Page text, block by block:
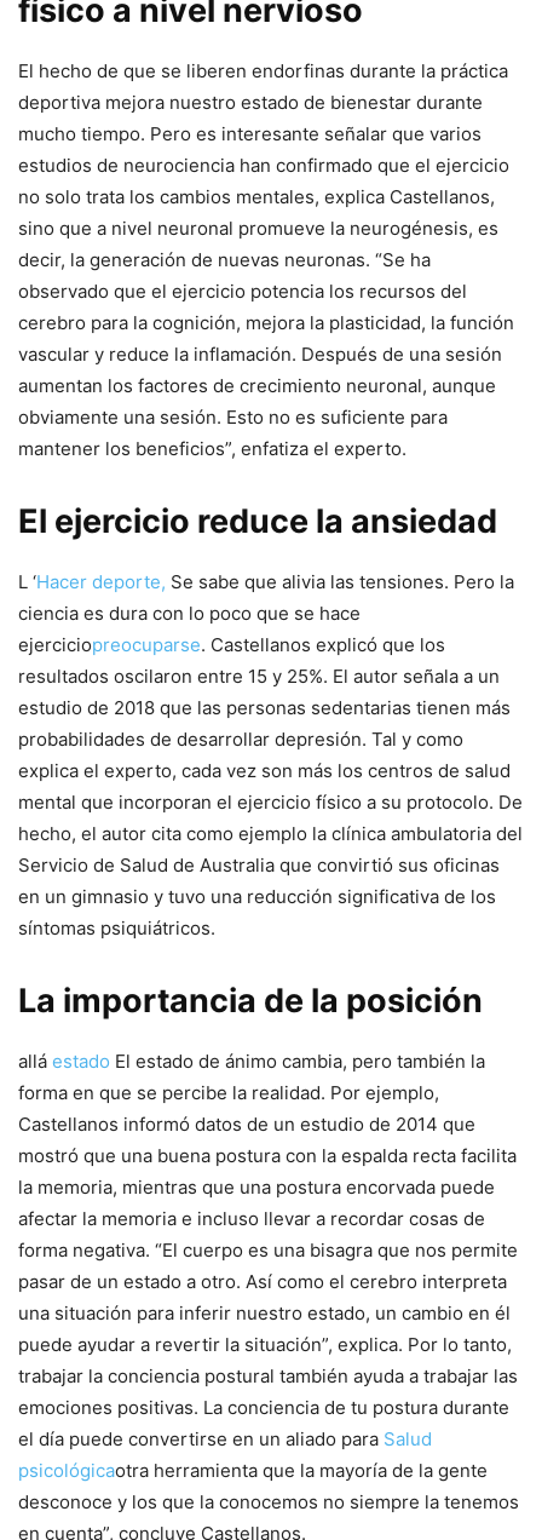
físico a nivel nervioso
El hecho de que se liberen endorfinas durante la práctica
deportiva mejora nuestro estado de bienestar durante
mucho tiempo. Pero es interesante señalar que varios
estudios de neurociencia han confirmado que el ejercicio
no solo trata los cambios mentales, explica Castellanos,
sino que a nivel neuronal promueve la neurogénesis, es
decir, la generación de nuevas neuronas. “Se ha
observado que el ejercicio potencia los recursos del
cerebro para la cognición, mejora la plasticidad, la función
vascular y reduce la inflamación. Después de una sesión
aumentan los factores de crecimiento neuronal, aunque
obviamente una sesión. Esto no es suficiente para
mantener los beneficios”, enfatiza el experto.
El ejercicio reduce la ansiedad
L ‘Hacer deporte, Se sabe que alivia las tensiones. Pero la
ciencia es dura con lo poco que se hace
ejerciciopreocuparse. Castellanos explicó que los
resultados oscilaron entre 15 y 25%. El autor señala a un
estudio de 2018 que las personas sedentarias tienen más
probabilidades de desarrollar depresión. Tal y como
explica el experto, cada vez son más los centros de salud
mental que incorporan el ejercicio físico a su protocolo. De
hecho, el autor cita como ejemplo la clínica ambulatoria del
Servicio de Salud de Australia que convirtió sus oficinas
en un gimnasio y tuvo una reducción significativa de los
síntomas psiquiátricos.
La importancia de la posición
allá estado El estado de ánimo cambia, pero también la
forma en que se percibe la realidad. Por ejemplo,
Castellanos informó datos de un estudio de 2014 que
mostró que una buena postura con la espalda recta facilita
la memoria, mientras que una postura encorvada puede
afectar la memoria e incluso llevar a recordar cosas de
forma negativa. “El cuerpo es una bisagra que nos permite
pasar de un estado a otro. Así como el cerebro interpreta
una situación para inferir nuestro estado, un cambio en él
puede ayudar a revertir la situación”, explica. Por lo tanto,
trabajar la conciencia postural también ayuda a trabajar las
emociones positivas. La conciencia de tu postura durante
el día puede convertirse en un aliado para Salud
psicológicaotra herramienta que la mayoría de la gente
desconoce y los que la conocemos no siempre la tenemos
en cuenta”, concluye Castellanos.